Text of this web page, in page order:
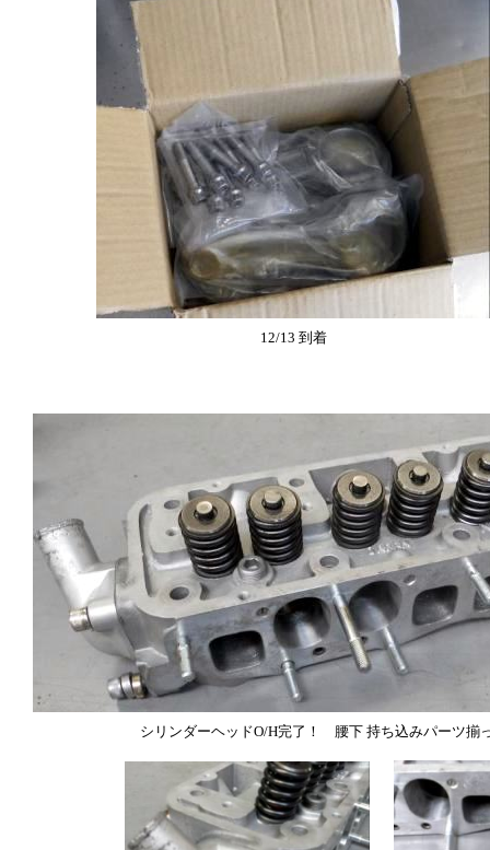
12/13 到着
シリンダーヘッドO/H完了！ 腰下 持ち込みパーツ揃